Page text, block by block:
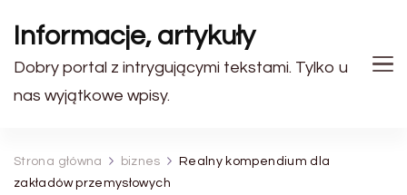
Informacje, artykuły
Dobry portal z intrygującymi tekstami. Tylko u
nas wyjątkowe wpisy.
Strona główna biznes
Realny kompendium dla
zakładów przemysłowych